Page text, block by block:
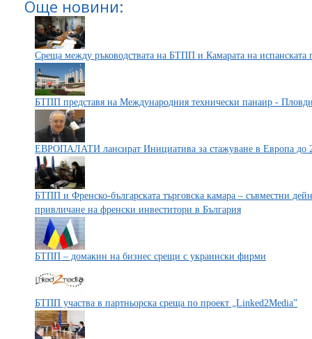
Още новини:
Среща между ръководствата на БТПП и Камарата на испанската
БТПП представя на Международния технически панаир -
ЕВРОПАЛАТИ лансират Инициатива за стажуване в Европа до
БТПП и Френско-българската търговска камара – съвместни
привличане на френски инвеститори в България
БТПП – домакин на бизнес срещи с украински фирми
БТПП участва в партньорска среща по проект „Linked2Media”